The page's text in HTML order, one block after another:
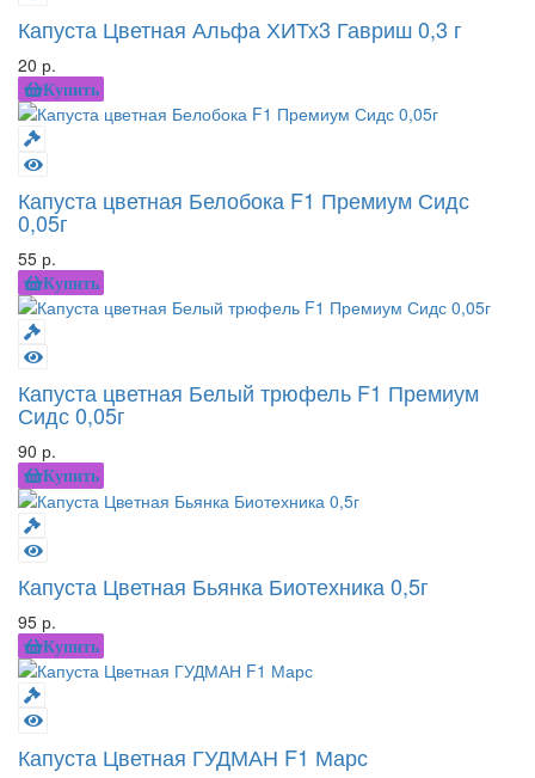
Капуста Цветная Альфа ХИТх3 Гавриш 0,3 г
20 р.
Купить
Капуста цветная Белобока F1 Премиум Сидс
0,05г
55 р.
Купить
Капуста цветная Белый трюфель F1 Премиум
Сидс 0,05г
90 р.
Купить
Капуста Цветная Бьянка Биотехника 0,5г
95 р.
Купить
Капуста Цветная ГУДМАН F1 Марс